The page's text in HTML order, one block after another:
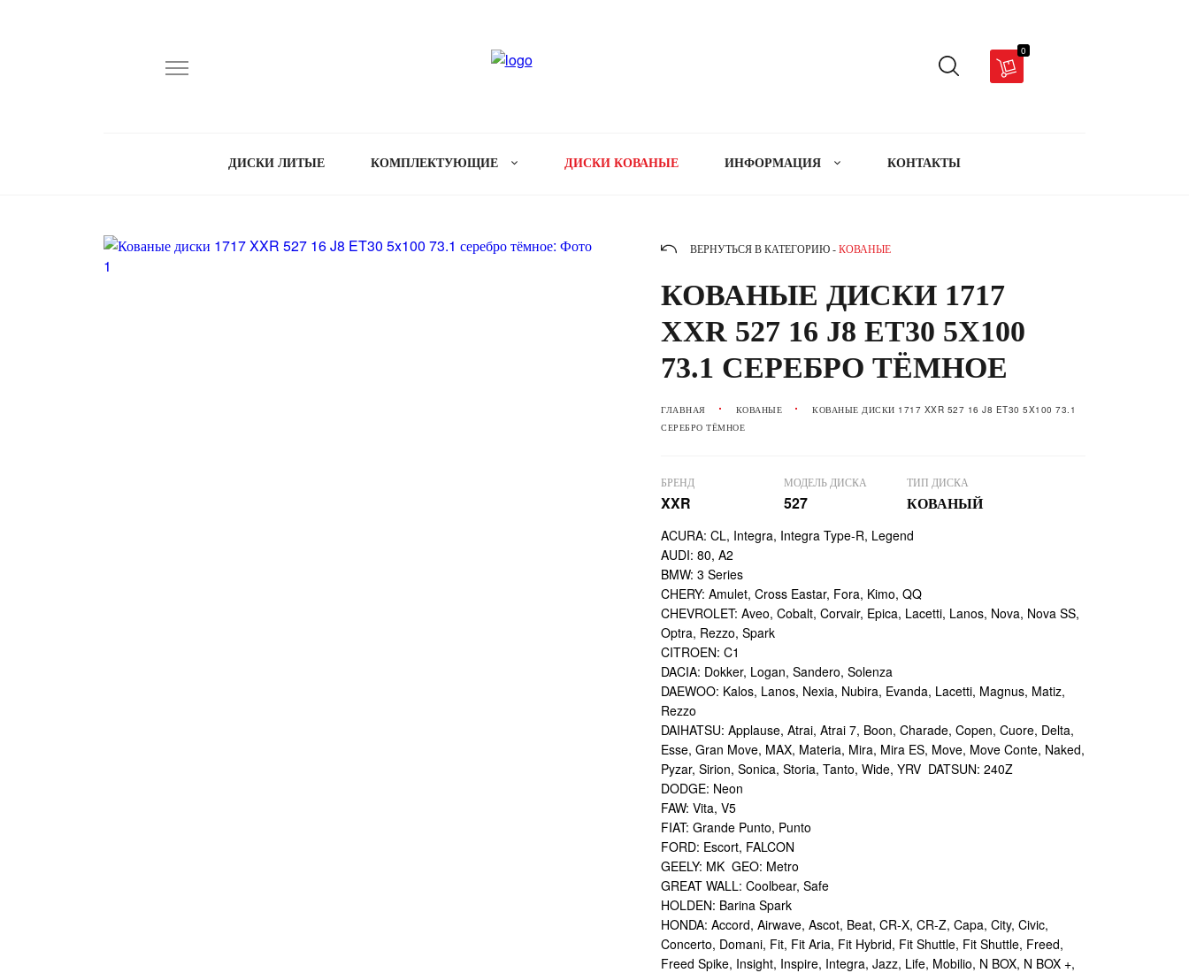
0
ДИСКИ ЛИТЫЕ КОМПЛЕКТУЮЩИЕ ДИСКИ КОВАНЫЕ ИНФОРМАЦИЯ КОНТАКТЫ
ВЕРНУТЬСЯ В КАТЕГОРИЮ - КОВАНЫЕ
КОВАНЫЕ ДИСКИ 1717
XXR 527 16 J8 ET30 5X100
73.1 СЕРЕБРО ТЁМНОЕ
ГЛАВНАЯ КОВАНЫЕ
КОВАНЫЕ ДИСКИ 1717 XXR 527 16 J8 ET30 5X100 73.1
СЕРЕБРО ТЁМНОЕ
БРЕНД
XXR
МОДЕЛЬ ДИСКА
527
ТИП ДИСКА
КОВАНЫЙ
ACURA: CL, Integra, Integra Type-R, Legend
AUDI: 80, A2
BMW: 3 Series
CHERY: Amulet, Cross Eastar, Fora, Kimo, QQ
CHEVROLET: Aveo, Cobalt, Corvair, Epica, Lacetti, Lanos, Nova, Nova SS,
Optra, Rezzo, Spark
CITROEN: C1
DACIA: Dokker, Logan, Sandero, Solenza
DAEWOO: Kalos, Lanos, Nexia, Nubira, Evanda, Lacetti, Magnus, Matiz,
Rezzo
DAIHATSU: Applause, Atrai, Atrai 7, Boon, Charade, Copen, Cuore, Delta,
Esse, Gran Move, MAX, Materia, Mira, Mira ES, Move, Move Conte, Naked,
Pyzar, Sirion, Sonica, Storia, Tanto, Wide, YRV DATSUN: 240Z
DODGE: Neon
FAW: Vita, V5
FIAT: Grande Punto, Punto
FORD: Escort, FALCON
GEELY: MK GEO: Metro
GREAT WALL: Coolbear, Safe
HOLDEN: Barina Spark
HONDA: Accord, Airwave, Ascot, Beat, CR-X, CR-Z, Capa, City, Civic,
Concerto, Domani, Fit, Fit Aria, Fit Hybrid, Fit Shuttle, Fit Shuttle, Freed,
Freed Spike, Insight, Inspire, Integra, Jazz, Life, Mobilio, N BOX, N BOX +,